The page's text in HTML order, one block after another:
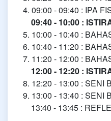
4. 09:00 - 09:40 : IPA
09:40 - 10:00 :
5. 10:00 - 10:40 :
6. 10:40 - 11:20 :
7. 11:20 - 12:00 :
12:00 - 12:20 :
8. 12:20 - 13:00 : SENI
9. 13:00 - 13:40 : SENI
13:40 - 13:45 :